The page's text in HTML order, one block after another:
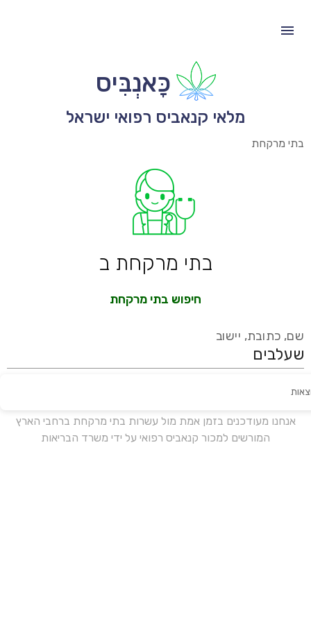
כָּאנְבִּיס
מלאי קנאביס רפואי ישראל
בתי מרקחת
בתי מרקחת ב
חיפוש בתי מרקחת
שם, כתובת, יישוב
אנחנו מעודכנים בזמן אמת מול עשרות בתי מרקחת ברחבי הארץ
המורשים למכור קנאביס רפואי על ידי משרד הבריאות